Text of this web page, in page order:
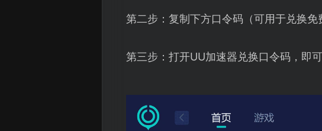
第二步：复制下方口令码（可用于兑换免
第三步：打开UU加速器兑换口令码，即